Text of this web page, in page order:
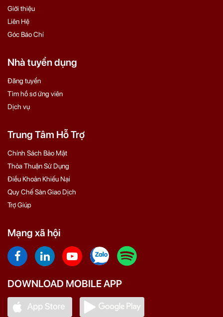
Giới thiệu
Liên Hệ
Góc Báo Chí
Nhà tuyển dụng
Đăng tuyển
Tìm hồ sơ ứng viên
Dịch vụ
Trung Tâm Hỗ Trợ
Chính Sách Bảo Mật
Thỏa Thuận Sử Dụng
Điều Khoản Khiếu Nại
Quy Chế Sàn Giao Dịch
Trợ Giúp
Mạng xã hội
DOWNLOAD MOBILE APP